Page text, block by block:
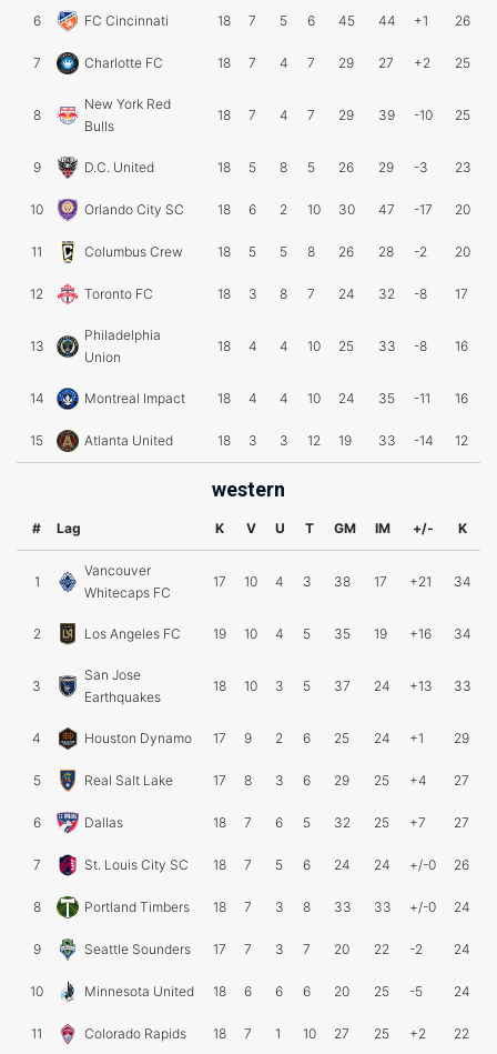
6 FC Cincinnati 18 7 5 6 45 44 +1 26
7 Charlotte FC 18 7 4 7 29 27 +2 25
8
New York Red
Bulls
18 7 4 7 29 39 -10 25
9 D.C. United 18 5 8 5 26 29 -3 23
10 Orlando City SC 18 6 2 10 30 47 -17 20
11 Columbus Crew 18 5 5 8 26 28 -2 20
12 Toronto FC 18 3 8 7 24 32 -8 17
13
Philadelphia
Union
18 4 4 10 25 33 -8 16
14 Montreal Impact 18 4 4 10 24 35 -11 16
15 Atlanta United 18 3 3 12 19 33 -14 12
western
# Lag K V U T GM IM +/- K
1
Vancouver
Whitecaps FC
17 10 4 3 38 17 +21 34
2 Los Angeles FC 19 10 4 5 35 19 +16 34
3
San Jose
Earthquakes
18 10 3 5 37 24 +13 33
4 Houston Dynamo 17 9 2 6 25 24 +1 29
5 Real Salt Lake 17 8 3 6 29 25 +4 27
6 Dallas 18 7 6 5 32 25 +7 27
7 St. Louis City SC 18 7 5 6 24 24 +/-0 26
8 Portland Timbers 18 7 3 8 33 33 +/-0 24
9 Seattle Sounders 17 7 3 7 20 22 -2 24
10 Minnesota United 18 6 6 6 20 25 -5 24
11 Colorado Rapids 18 7 1 10 27 25 +2 22